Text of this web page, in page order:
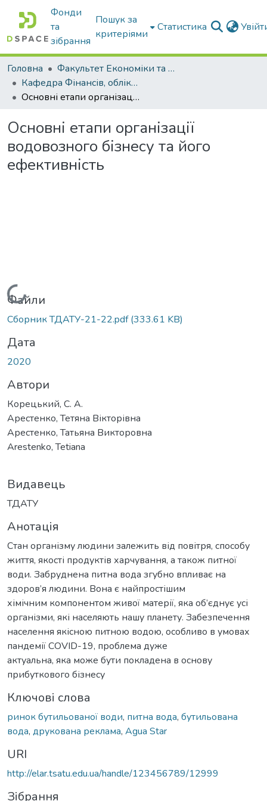
Фонди
та
зібрання
Пошук за
критеріями
Статистика
Головна
Факультет Економіки та бізнесу
Кафедра Фінансів, обліку і оподаткування
Основні етапи організації водовозного бізнесу та його ефективність
Основні етапи організації
водовозного бізнесу та його
ефективність
Вантажиться...
Файли
Сборник ТДАТУ-21-22.pdf(333.61 KB)
Дата
2020
Автори
Корецький, С. А.
Арестенко, Тетяна Вікторівна
Арестенко, Татьяна Викторовна
Arestenko, Tetiana
Видавець
ТДАТУ
Анотація
Стан організму людини залежить від повітря, способу
життя, якості продуктів харчування, а також питної
води. Забруднена питна вода згубно впливає на
здоров’я людини. Вона є найпростішим
хімічним компонентом живої матерії, яка об’єднує усі
організми, які населяють нашу планету. Забезпечення
населення якісною питною водою, особливо в умовах
пандемії COVID-19, проблема дуже
актуальна, яка може бути покладена в основу
прибуткового бізнесу
Ключові слова
ринок бутильованої води, питна вода, бутильована
вода, друкована реклама, Аgua Star
URI
http://elar.tsatu.edu.ua/handle/123456789/12999
Зібрання